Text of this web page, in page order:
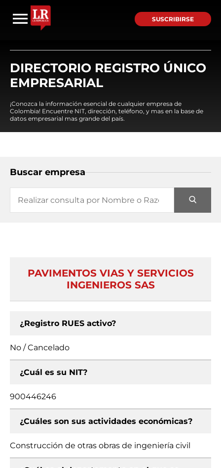
SUSCRIBIRSE
DIRECTORIO REGISTRO ÚNICO
EMPRESARIAL
¡Conozca la información esencial de cualquier empresa de
Colombia! Encuentre NIT, dirección, teléfono, y mas en la base de
datos empresarial mas grande del país.
Buscar empresa
PAVIMENTOS VIAS Y SERVICIOS
INGENIEROS SAS
¿Registro RUES activo?
No / Cancelado
¿Cuál es su NIT?
900446246
¿Cuáles son sus actividades económicas?
Construcción de otras obras de ingeniería civil